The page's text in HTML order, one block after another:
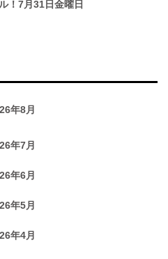
！7月31日金曜日
年8月
年7月
年6月
年5月
年4月